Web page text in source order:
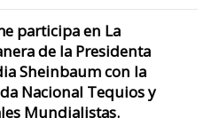
participa en La
de la Presidenta
Sheinbaum con la
Nacional Tequios y
Mundialistas.